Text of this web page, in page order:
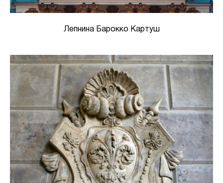
Лепнина Барокко Картуш